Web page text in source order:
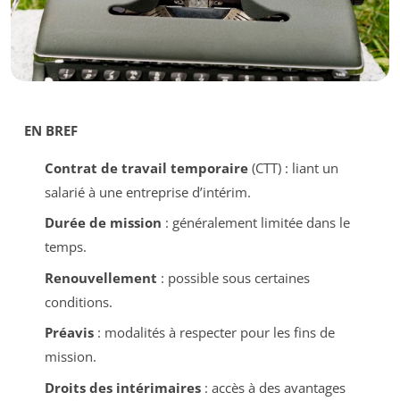
EN BREF
Contrat de travail temporaire(CTT) : liant un
salarié à une entreprise d’intérim.
Durée de mission : généralement limitée dans le
temps.
Renouvellement : possible sous certaines
conditions.
Préavis: modalités à respecter pour les fins de
mission.
Droits des intérimaires: accès à des avantages